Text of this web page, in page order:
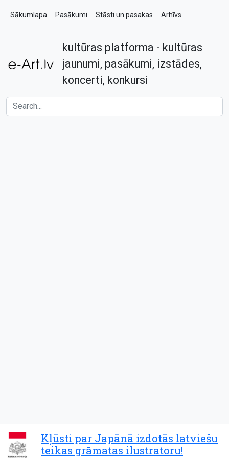
Sākumlapa Pasākumi Stāsti un pasakas Arhīvs
Kontakti
kultūras platforma - kultūras
jaunumi, pasākumi, izstādes,
koncerti, konkursi
Kļūsti par Japānā izdotās latviešu
teikas grāmatas ilustratoru!